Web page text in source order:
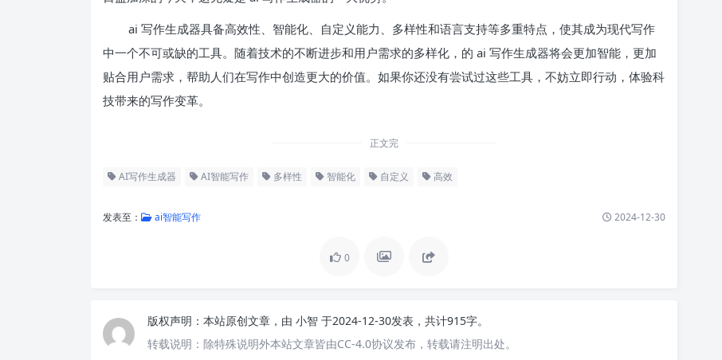
ai 写作生成器具备高效性、智能化、自定义能力、多样性和语言支持等多重特点，使其成为现代写作
中一个不可或缺的工具。随着技术的不断进步和用户需求的多样化，的 ai 写作生成器将会更加智能，更加
贴合用户需求，帮助人们在写作中创造更大的价值。如果你还没有尝试过这些工具，不妨立即行动，体验科
技带来的写作变革。
正文完
AI写作生成器 AI智能写作 多样性 智能化 自定义 高效
发表至： ai智能写作 2024-12-30
0
版权声明： 本站原创文章，由 小智 于2024-12-30发表，共计915字。
转载说明： 除特殊说明外本站文章皆由CC-4.0协议发布，转载请注明出处。